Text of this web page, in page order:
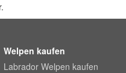
Welpen kaufen
Labrador Welpen kaufen